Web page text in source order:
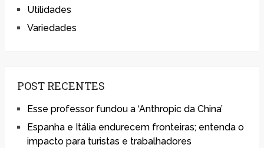
Utilidades
Variedades
POST RECENTES
Esse professor fundou a ‘Anthropic da China’
Espanha e Itália endurecem fronteiras; entenda o
impacto para turistas e trabalhadores